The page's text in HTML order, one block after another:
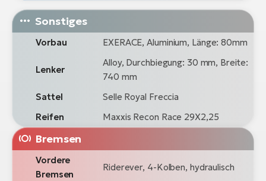
Sonstiges
Vorbau EXERACE, Aluminium, Länge: 80mm
Lenker
Alloy, Durchbiegung: 30 mm, Breite:
740 mm
Sattel
Selle Royal Freccia
Reifen
Maxxis Recon Race 29X2,25
Bremsen
Vordere
Bremsen
Riderever, 4-Kolben, hydraulisch